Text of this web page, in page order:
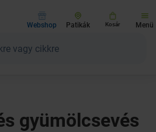
Webshop Patikák Kosár Menü
gyümölcsevés